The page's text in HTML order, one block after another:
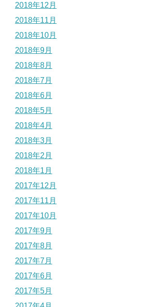
2018年12月
2018年11月
2018年10月
2018年9月
2018年8月
2018年7月
2018年6月
2018年5月
2018年4月
2018年3月
2018年2月
2018年1月
2017年12月
2017年11月
2017年10月
2017年9月
2017年8月
2017年7月
2017年6月
2017年5月